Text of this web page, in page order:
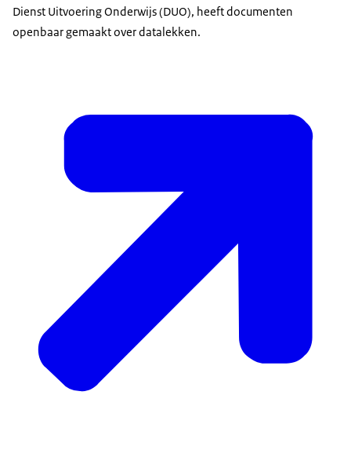
Dienst Uitvoering Onderwijs (DUO), heeft documenten
openbaar gemaakt over datalekken.